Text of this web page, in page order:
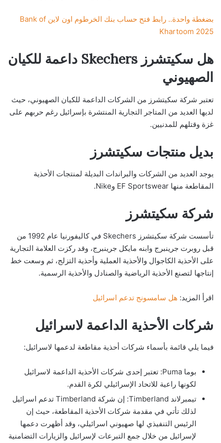
بضغطة واحدة.. رابط فتح حساب بنك الخرطوم اون لاين Bank of
Khartoom 2025
هل سكيتشرز Skechers داعمة للكيان
الصهيوني
تعتبر شركة سكيتشرز من الشركات الداعمة للكيان الصهيوني، حيث
لديها العديد من المتاجر التجارية المنتشرة بإسرائيل رغم حربهم على
غزة وقتلهم للمدنيين.
بديل منتجات سكيتشرز
يوجد العديد من الشركات والبراندات البديلة لمنتجات الأحذية
المقاطعة منها EF Sportswear وNike.
شركة سكيتشرز
تأسست شركة سكيتشرز Skechers في كاليفورنيا عام 1992 من
قبل روبرت جرينبرج وابنه مايكل جرينبرج، وقد ركزت العلامة التجارية
على الأحذية الكاجوال والأحذية العملية وأحذية التزلج، ثم وسعت خط
إنتاجها لتصنع الأحذية الرياضية والصنادل والأحذية الرسمية.
اقرأ المزيد: هل سامسونج تدعم اسرائيل
شركات الأحذية الداعمة لاسرائيل
فيما يلي قائمة بأسماء شركات أحذية مقاطعة لدعمها لاسرائيل:
بوما Puma: تعتبر إحدى شركات الأحذية الداعمة لاسرائيل
لكونها راعية للاتحاد الإسرائيلي لكرة القدم.
تيمبرلاند Timberland: إن شركة Timberland تدعم اسرائيل
لذلك تأتي في مقدمة شركات الأحذية المقاطعة، حيث إن
الرئيس التنفيذي لها صهيوني اسرائيلي، وقد أظهرت دعمها
لإسرائيل من خلال جمع التبرعات لإسرائيل والزيارات التضامنية